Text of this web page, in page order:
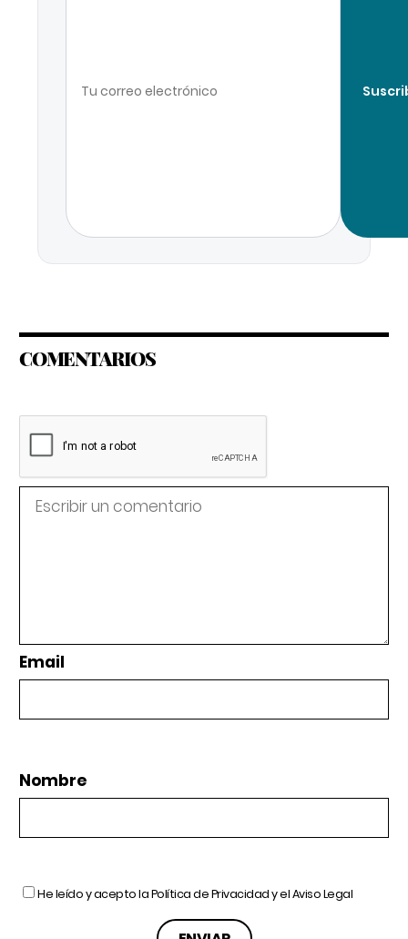
COMENTARIOS
Email
Nombre
He leído y acepto laPolítica de Privacidady elAviso Legal